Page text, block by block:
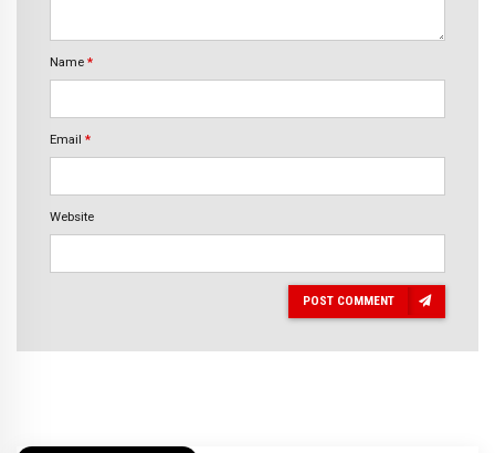
Name *
Email *
Website
POST COMMENT